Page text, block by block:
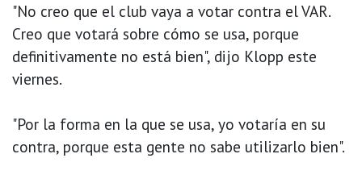
"No creo que el club vaya a votar contra el VAR.
Creo que votará sobre cómo se usa, porque
definitivamente no está bien", dijo Klopp este
viernes.
"Por la forma en la que se usa, yo votaría en su
contra, porque esta gente no sabe utilizarlo bien".